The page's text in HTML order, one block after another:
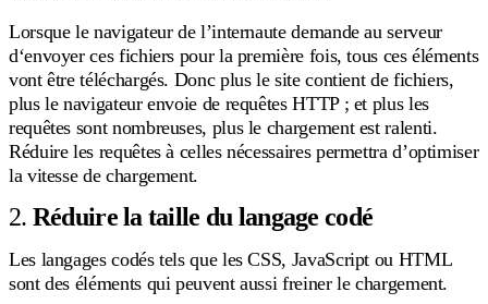
Lorsque le navigateur de l’internaute demande au serveur
d‘envoyer ces fichiers pour la première fois, tous ces éléments
vont être téléchargés. Donc plus le site contient de fichiers,
plus le navigateur envoie de requêtes HTTP ; et plus les
requêtes sont nombreuses, plus le chargement est ralenti.
Réduire les requêtes à celles nécessaires permettra d’optimiser
la vitesse de chargement.
2. Réduire la taille du langage codé
Les langages codés tels que les CSS, JavaScript ou HTML
sont des éléments qui peuvent aussi freiner le chargement.